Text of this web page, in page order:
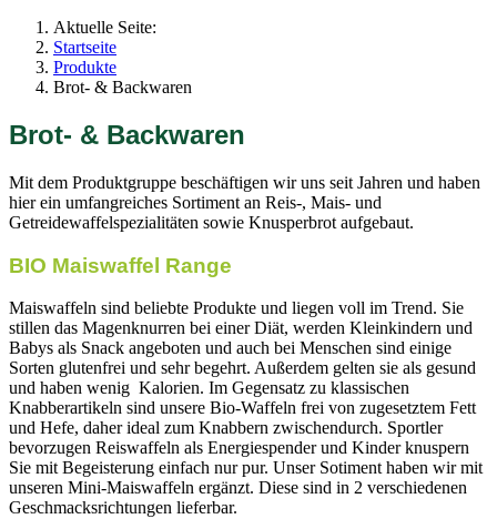
Aktuelle Seite:
Startseite
Produkte
Brot- & Backwaren
Brot- & Backwaren
Mit dem Produktgruppe beschäftigen wir uns seit Jahren und haben
hier ein umfangreiches Sortiment an Reis-, Mais- und
Getreidewaffelspezialitäten sowie Knusperbrot aufgebaut.
BIO Maiswaffel Range
Maiswaffeln sind beliebte Produkte und liegen voll im Trend. Sie
stillen das Magenknurren bei einer Diät, werden Kleinkindern und
Babys als Snack angeboten und auch bei Menschen sind einige
Sorten glutenfrei und sehr begehrt. Außerdem gelten sie als gesund
und haben wenig Kalorien. Im Gegensatz zu klassischen
Knabberartikeln sind unsere Bio-Waffeln frei von zugesetztem Fett
und Hefe, daher ideal zum Knabbern zwischendurch. Sportler
bevorzugen Reiswaffeln als Energiespender und Kinder knuspern
Sie mit Begeisterung einfach nur pur. Unser Sotiment haben wir mit
unseren Mini-Maiswaffeln ergänzt. Diese sind in 2 verschiedenen
Geschmacksrichtungen lieferbar.